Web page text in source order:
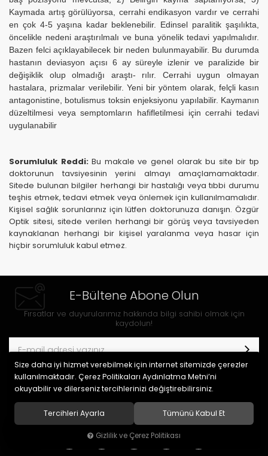
Kaymada artış görülüyorsa, cerrahi endikasyon vardır ve cerrahi
en çok 4-5 yaşına kadar beklenebilir. Edinsel paralitik şaşılıkta,
öncelikle nedeni araştırılmalı ve buna yönelik tedavi yapılmalıdır.
Bazen felci açıklayabilecek bir neden bulunmayabilir. Bu durumda
hastanın deviasyon açısı 6 ay süreyle izlenir ve paralizide bir
değişiklik olup olmadığı araştı- rılır. Cerrahi uygun olmayan
hastalara, prizmalar verilebilir. Yeni bir yöntem olarak, felçli kasın
antagonistine, botulismus toksin enjeksiyonu yapılabilir. Kaymanın
düzeltilmesi veya semptomların hafifletilmesi için cerrahi tedavi
uygulanabilir
Sorumluluk Reddi:Bu makale ve genel olarak bu site bir tıp
doktorunun tavsiyesinin yerini almayı amaçlamamaktadır.
Sitede bulunan bilgiler herhangi bir hastalığı veya tıbbi durumu
teşhis etmek, tedavi etmek veya önlemek için kullanılmamalıdır.
Kişisel sağlık sorunlarınız için lütfen doktorunuza danışın. Özgür
Optik sitesi, sitede verilen herhangi bir görüş veya tavsiyeden
kaynaklanan herhangi bir kişisel yaralanma veya hasar için
hiçbir sorumluluk kabul etmez.
E-Bültene Abone Olun
Fırsatlar ve duyurularımız hakkında bilgi sahibi olmak için
kaydolun!
Gizlilik politikasınıokudum ve elektronik posta almayı kabul
ediyorum.
Size daha iyi hizmet verebilmek için internet sitemizde çerezler
kullanılmaktadır. Çerez Politikaları Aydınlatma Metni’ni
okuyabilir ve dilerseniz tercihlerinizi değiştirebilirsiniz.
Tercihleri Ayarla Tümünü Kabul Et
Gizlilik ve Çerez Politikası